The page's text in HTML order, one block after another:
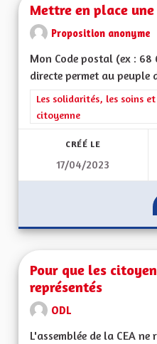
Mettre en place
Proposition anonyme
Mon Code postal (ex :
directe permet au peuple
Filtrer les résultats de la
Les solidarités, les soins
citoyenne
CRÉÉ LE
17/04/2023
Pour que les
représentés
ODL
L'assemblée de la CEA